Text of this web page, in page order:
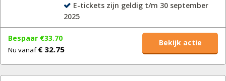
E-tickets zijn geldig t/m 30 september
2025
Bespaar €33.70
Nu vanaf€ 32.75
Bekijk actie